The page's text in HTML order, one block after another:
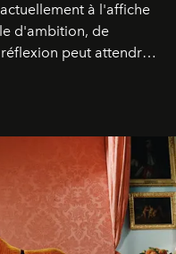
à l'affiche
d'ambition, de
peut attendre.
un
mon ambition, ma